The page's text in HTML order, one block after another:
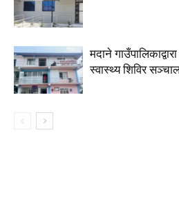
मदाने
स्वास्थ्य शिविर